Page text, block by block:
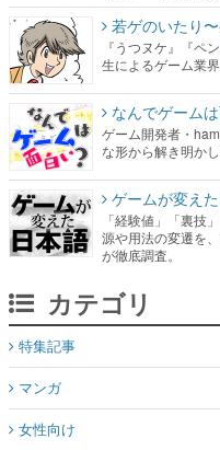
若ゲのいたり
『うつヌケ』『ペ
生によるゲーム業
なんでゲーム
ゲーム開発者・
な形から解き明か
ゲームが変え
「経験値」「裏技
源や用法の変遷を
が徹底調査。
カテゴリ
特集記事
マンガ
女性向け